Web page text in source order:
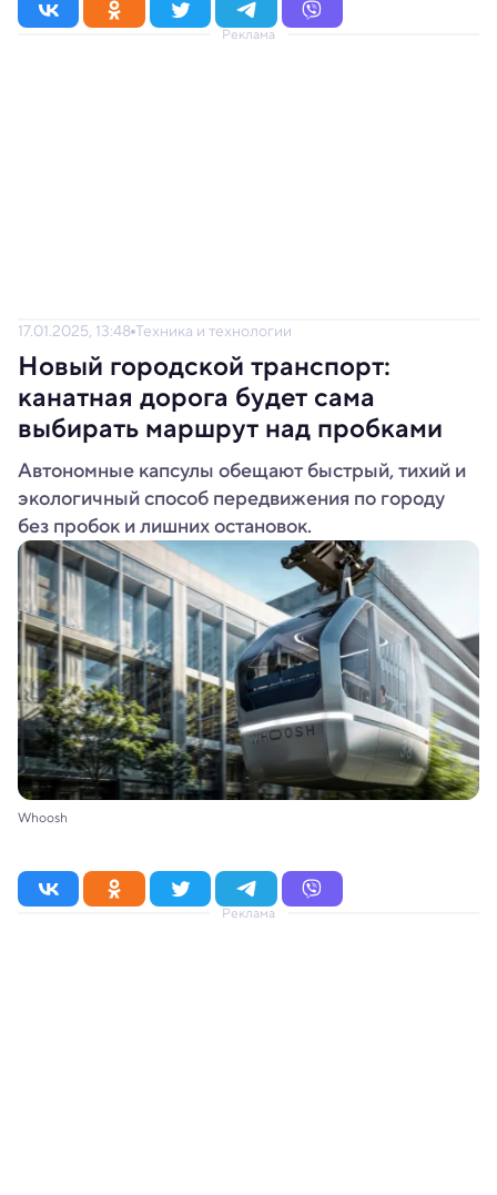
Реклама
17.01.2025, 13:48 Техника и технологии
Новый городской транспорт:
канатная дорога будет сама
выбирать маршрут над пробками
Автономные капсулы обещают быстрый, тихий и
экологичный способ передвижения по городу
без пробок и лишних остановок.
Whoosh
Реклама